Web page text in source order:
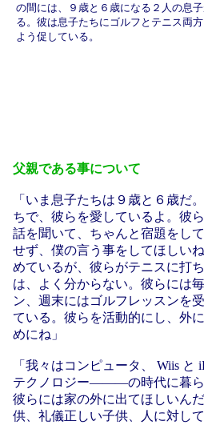
の間には、９歳と６歳になる２人の息
る。彼は息子たちにゴルフとテニス両
よう促している。
父親である事について
「いま息子たちは９歳と６歳だ
ちで、彼らを愛しているよ。彼
話を聞いて、ちゃんと宿題をし
せず、僕の言う事をしてほしい
めているが、彼らがテニスに打
は、よく分からない。彼らには
ン、週末にはゴルフレッスンを
ている。彼らを活動的にし、外
めにね」
「我々はコンピュータ、 Wiis
テクノロジー―――の時代に暮ら
彼らには家の外に出てほしいん
供、礼儀正しい子供、人に対し